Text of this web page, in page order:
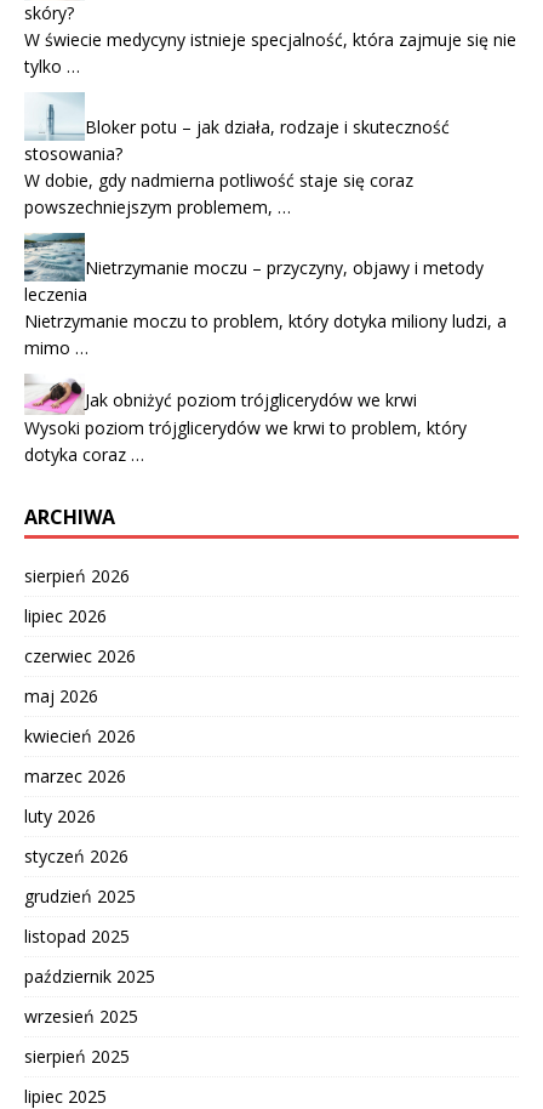
skóry?
W świecie medycyny istnieje specjalność, która zajmuje się nie
tylko …
Bloker potu – jak działa, rodzaje i skuteczność
stosowania?
W dobie, gdy nadmierna potliwość staje się coraz
powszechniejszym problemem, …
Nietrzymanie moczu – przyczyny, objawy i metody
leczenia
Nietrzymanie moczu to problem, który dotyka miliony ludzi, a
mimo …
Jak obniżyć poziom trójglicerydów we krwi
Wysoki poziom trójglicerydów we krwi to problem, który
dotyka coraz …
ARCHIWA
sierpień 2026
lipiec 2026
czerwiec 2026
maj 2026
kwiecień 2026
marzec 2026
luty 2026
styczeń 2026
grudzień 2025
listopad 2025
październik 2025
wrzesień 2025
sierpień 2025
lipiec 2025